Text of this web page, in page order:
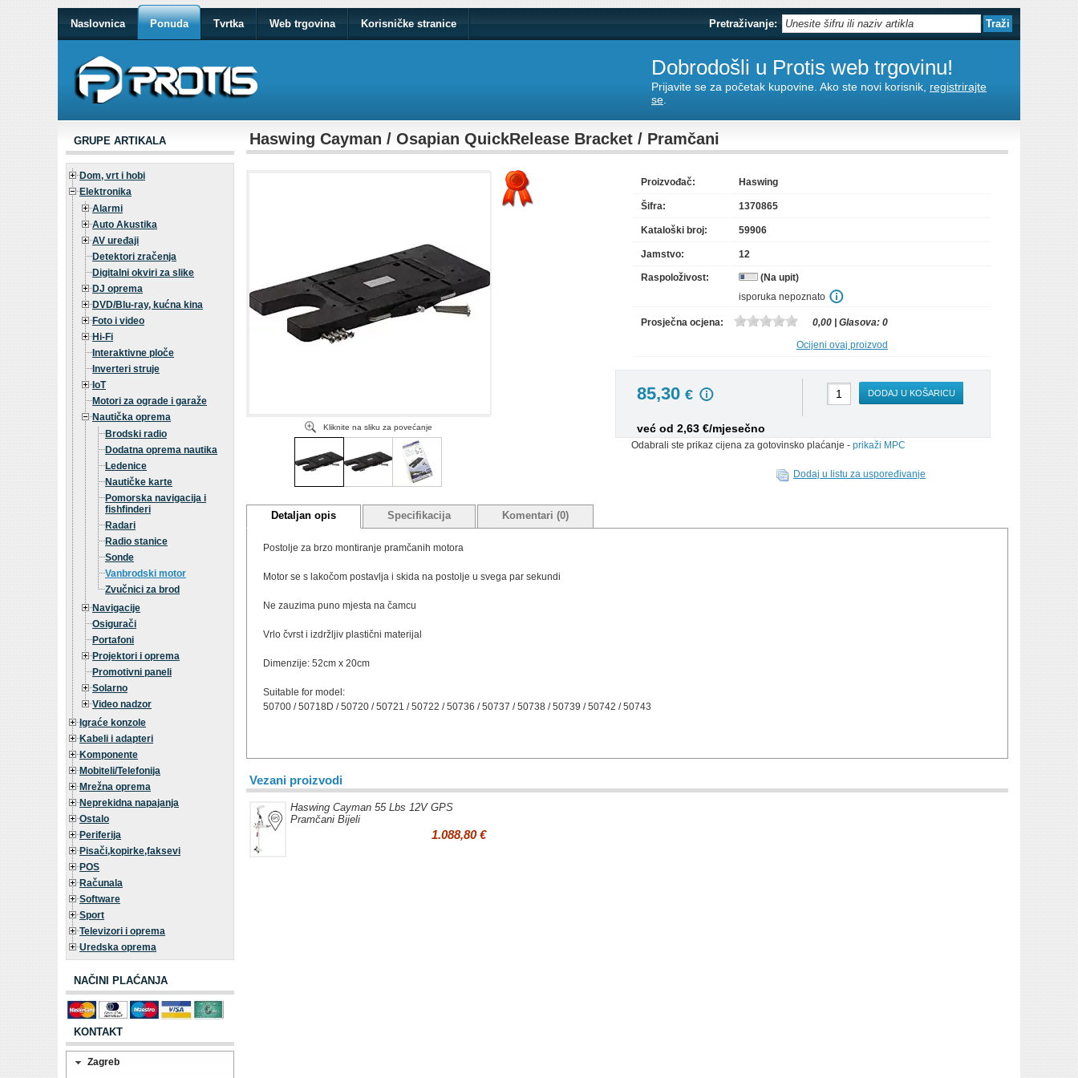
Naslovnica Ponuda Tvrtka Web trgovina Korisničke stranice Pretraživanje:
Dobrodošli u Protis web trgovinu!
Prijavite se za početak kupovine. Ako ste novi korisnik, registrirajte
se
GRUPE ARTIKALA
Dom, vrt i hobi
Elektronika
Alarmi
Auto Akustika
AV uređaji
Detektori zračenja
Digitalni okviri za slike
DJ oprema
DVD/Blu-ray, kućna kina
Foto i video
Hi-Fi
Interaktivne ploče
Inverteri struje
IoT
Motori za ograde i garaže
Nautička oprema
Brodski radio
Dodatna oprema nautika
Ledenice
Nautičke karte
Pomorska navigacija i
fishfinderi
Radari
Radio stanice
Sonde
Vanbrodski motor
Zvučnici za brod
Navigacije
Osigurači
Portafoni
Projektori i oprema
Promotivni paneli
Solarno
Video nadzor
Igraće konzole
Kabeli i adapteri
Komponente
Mobiteli/Telefonija
Mrežna oprema
Neprekidna napajanja
Ostalo
Periferija
Pisači,kopirke,faksevi
POS
Računala
Software
Sport
Televizori i oprema
Uredska oprema
NAČINI PLAĆANJA
KONTAKT
Zagreb
Haswing Cayman / Osapian QuickRelease Bracket / Pramčani
Kliknite na sliku za povećanje
Proizvođač: Haswing
Šifra: 1370865
Kataloški broj: 59906
Jamstvo: 12
Raspoloživost:
(Na upit)
isporuka nepoznato
Prosječna ocjena: 0,00 | Glasova: 0
Ocijeni ovaj proizvod
85,30 €
već od 2,63 €/mjesečno
DODAJ U KOŠARICU
Odabrali ste prikaz cijena za gotovinsko plaćanje - prikaži MPC
Dodaj u listu za uspoređivanje
Detaljan opis Specifikacija Komentari (0)
Postolje za brzo montiranje pramčanih motora
Motor se s lakočom postavlja i skida na postolje u svega par sekundi
Ne zauzima puno mjesta na čamcu
Vrlo čvrst i izdržljiv plastični materijal
Dimenzije: 52cm x 20cm
Suitable for model:
50700 / 50718D / 50720 / 50721 / 50722 / 50736 / 50737 / 50738 / 50739 / 50742 / 50743
Vezani proizvodi
Haswing Cayman 55 Lbs 12V GPS
Pramčani Bijeli
1.088,80 €